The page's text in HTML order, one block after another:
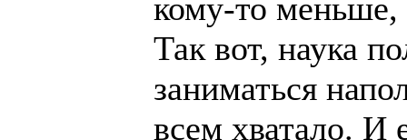
кому-то меньше,
Так вот, наука
заниматься
всем хватало. И